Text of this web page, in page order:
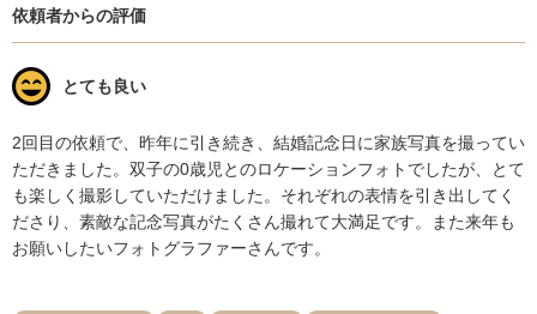
依頼者からの評価
とても良い
2回目の依頼で、昨年に引き続き、結婚記念日に家族写真を撮ってい
ただきました。双子の0歳児とのロケーションフォトでしたが、とて
も楽しく撮影していただけました。それぞれの表情を引き出してく
ださり、素敵な記念写真がたくさん撮れて大満足です。また来年も
お願いしたいフォトグラファーさんです。